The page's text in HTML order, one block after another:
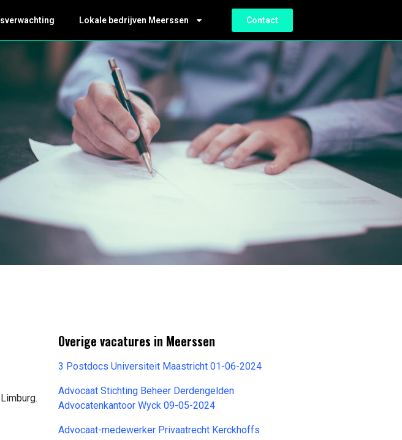
Lokale bedrijven Meerssen Contact
Overige vacatures in Meerssen
3 Postdocs Universiteit Maastricht 01-06-2024
Advocaat Stichting Beheer Derdengelden
Advocatenkantoor Wyck 09-05-2024
Advocaat-medewerker Privaatrecht Kerckhoffs